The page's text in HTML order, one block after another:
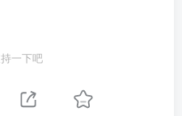
一下吧